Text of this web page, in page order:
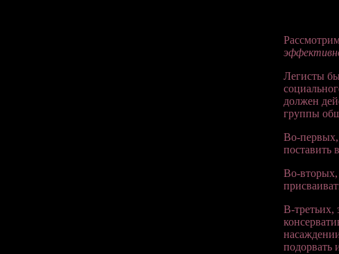
Легисты
должен
группы
Во-первых,
поставить
Во-вторых,
В-третьих,
подорвать